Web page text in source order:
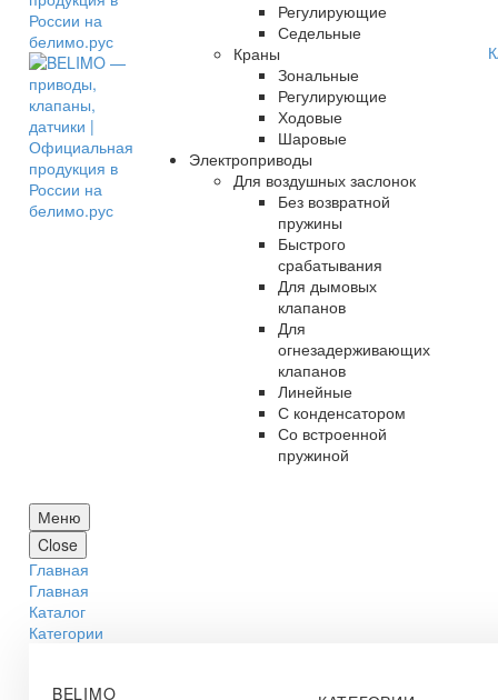
Регулирующие
Седельные
Краны
Зональные
Регулирующие
Ходовые
Шаровые
Электроприводы
Для воздушных заслонок
Без возвратной
пружины
Быстрого
срабатывания
Для дымовых
клапанов
Для
огнезадерживающих
клапанов
Линейные
С конденсатором
Со встроенной
пружиной
Меню
Close
Главная
Главная
Каталог
Категории
BELIMO